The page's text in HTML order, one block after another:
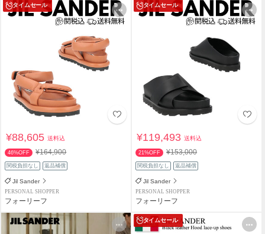
タイムセール
¥88,605送料込
46%OFF ¥164,900
関税負担なし 返品補償
Jil Sander
PERSONAL SHOPPER
フォーリーフ
タイムセール
¥119,493送料込
21%OFF ¥153,000
関税負担なし 返品補償
Jil Sander
PERSONAL SHOPPER
フォーリーフ
タイムセール